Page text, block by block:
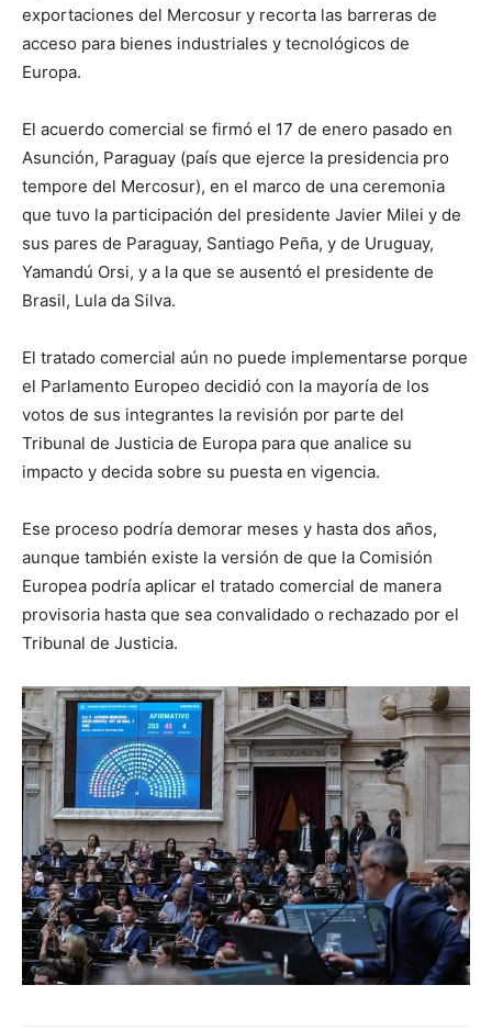
exportaciones del Mercosur y recorta las barreras de
acceso para bienes industriales y tecnológicos de
Europa.
El acuerdo comercial se firmó el 17 de enero pasado en
Asunción, Paraguay (país que ejerce la presidencia pro
tempore del Mercosur), en el marco de una ceremonia
que tuvo la participación del presidente Javier Milei y de
sus pares de Paraguay, Santiago Peña, y de Uruguay,
Yamandú Orsi, y a la que se ausentó el presidente de
Brasil, Lula da Silva.
El tratado comercial aún no puede implementarse porque
el Parlamento Europeo decidió con la mayoría de los
votos de sus integrantes la revisión por parte del
Tribunal de Justicia de Europa para que analice su
impacto y decida sobre su puesta en vigencia.
Ese proceso podría demorar meses y hasta dos años,
aunque también existe la versión de que la Comisión
Europea podría aplicar el tratado comercial de manera
provisoria hasta que sea convalidado o rechazado por el
Tribunal de Justicia.